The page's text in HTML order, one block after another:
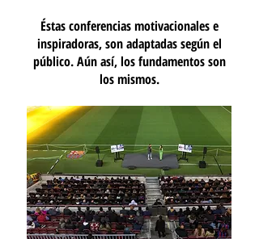
Éstas conferencias motivacionales e
inspiradoras, son adaptadas según el
público. Aún así, los fundamentos son
los mismos.